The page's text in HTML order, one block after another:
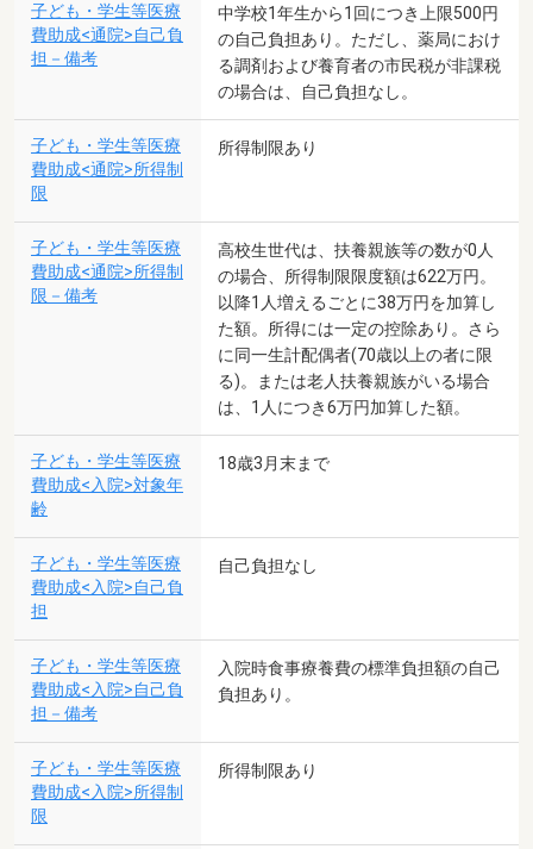
子ども・学生等医療
費助成<通院>自己負
担－備考
中学校1年生から1回につき上限500円
の自己負担あり。ただし、薬局におけ
る調剤および養育者の市民税が非課税
の場合は、自己負担なし。
子ども・学生等医療
費助成<通院>所得制
限
所得制限あり
子ども・学生等医療
費助成<通院>所得制
限－備考
高校生世代は、扶養親族等の数が0人
の場合、所得制限限度額は622万円。
以降1人増えるごとに38万円を加算し
た額。所得には一定の控除あり。さら
に同一生計配偶者(70歳以上の者に限
る)。または老人扶養親族がいる場合
は、1人につき6万円加算した額。
子ども・学生等医療
費助成<入院>対象年
齢
18歳3月末まで
子ども・学生等医療
費助成<入院>自己負
担
自己負担なし
子ども・学生等医療
費助成<入院>自己負
担－備考
入院時食事療養費の標準負担額の自己
負担あり。
子ども・学生等医療
費助成<入院>所得制
限
所得制限あり